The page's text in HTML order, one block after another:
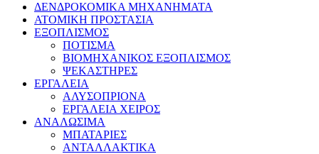
ΔΕΝΔΡΟΚΟΜΙΚΑ ΜΗΧΑΝΗΜΑΤΑ
ΑΤΟΜΙΚΗ ΠΡΟΣΤΑΣΙΑ
ΕΞΟΠΛΙΣΜΟΣ
ΠΟΤΙΣΜΑ
ΒΙΟΜΗΧΑΝΙΚΟΣ ΕΞΟΠΛΙΣΜΟΣ
ΨΕΚΑΣΤΗΡΕΣ
ΕΡΓΑΛΕΙΑ
ΑΛΥΣΟΠΡΙΟΝΑ
ΕΡΓΑΛΕΙΑ ΧΕΙΡΟΣ
ΑΝΑΛΩΣΙΜΑ
ΜΠΑΤΑΡΙΕΣ
ΑΝΤΑΛΛΑΚΤΙΚΑ